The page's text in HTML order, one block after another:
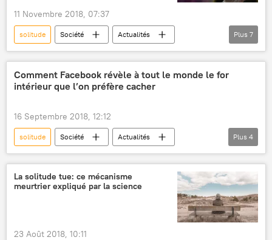
11 Novembre 2018, 07:37
solitude Société
Actualités
États-Unis
Instagram
Facebook
Snapchat
réseaux sociaux
dépression
psychologie
Plus 7
Comment Facebook révèle à tout le monde le for
intérieur que l’on préfère cacher
16 Septembre 2018, 12:12
solitude Société
Actualités
Facebook
société
réseaux sociaux
dépression
Plus 4
La solitude tue: ce mécanisme
meurtrier expliqué par la science
23 Août 2018, 10:11